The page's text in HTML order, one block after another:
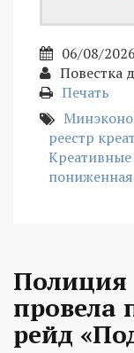
06/08/
Повестка
Печать
реестр
пониженная
Полиция
провела
рейд